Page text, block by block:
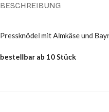
BESCHREIBUNG
Pressknödel mit Almkäse und
bestellbar ab 10 Stück